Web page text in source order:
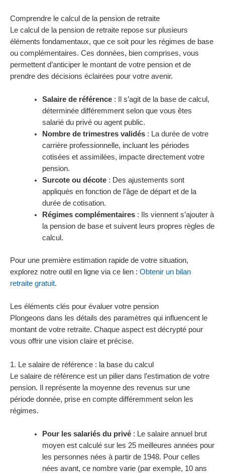
Comprendre le calcul de la pension de retraite
Le calcul de la pension de retraite repose sur plusieurs
éléments fondamentaux, que ce soit pour les régimes de base
ou complémentaires. Ces données, bien comprises, vous
permettent d’anticiper le montant de votre pension et de
prendre des décisions éclairées pour votre avenir.
Salaire de référence: Il s’agit de la base de calcul,
déterminée différemment selon que vous êtes
salarié du privé ou agent public.
Nombre de trimestres validés: La durée de votre
carrière professionnelle, incluant les périodes
cotisées et assimilées, impacte directement votre
pension.
Surcote ou décote: Des ajustements sont
appliqués en fonction de l’âge de départ et de la
durée de cotisation.
Régimes complémentaires: Ils viennent s’ajouter à
la pension de base et suivent leurs propres règles de
calcul.
Pour une première estimation rapide de votre situation,
explorez notre outil en ligne via ce lien : Obtenir un bilan
retraite gratuit.
Les éléments clés pour évaluer votre pension
Plongeons dans les détails des paramètres qui influencent le
montant de votre retraite. Chaque aspect est décrypté pour
vous offrir une vision claire et précise.
1. Le salaire de référence : la base du calcul
Le salaire de référence est un pilier dans l’estimation de votre
pension. Il représente la moyenne des revenus sur une
période donnée, prise en compte différemment selon les
régimes.
Pour les salariés du privé: Le salaire annuel brut
moyen est calculé sur les 25 meilleures années pour
les personnes nées à partir de 1948. Pour celles
nées avant, ce nombre varie (par exemple, 10 ans